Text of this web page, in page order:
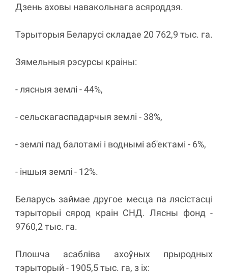
Дзень аховы навакольнага асяроддзя.
Тэрыторыя Беларусі складае 20 762,9 тыс. га.
Зямельныя рэсурсы краіны:
- лясныя землі - 44%,
- сельскагаспадарчыя землі - 38%,
- землі пад балотамі і воднымі аб'ектамі - 6%,
- іншыя землі - 12%.
Беларусь займае другое месца па лясістасці
тэрыторыі сярод краін СНД. Лясны фонд -
9760,2 тыс. га.
Плошча асабліва ахоўных прыродных
тэрыторый - 1905,5 тыс. га, з іх: